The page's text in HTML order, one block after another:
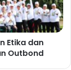
Etika dan
Outbond